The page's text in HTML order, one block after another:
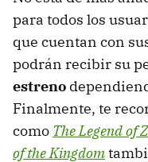
para todos los
que cuentan con
podrán recibir su
estreno
Finalmente, te
como The Legend of
of the Kingdom